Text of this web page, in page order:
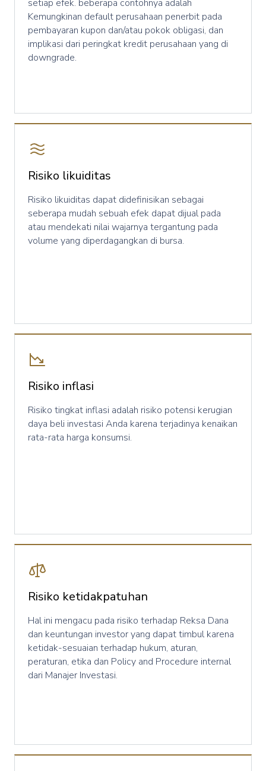
setiap efek. beberapa contohnya adalah
Kemungkinan default perusahaan penerbit pada
pembayaran kupon dan/atau pokok obligasi, dan
implikasi dari peringkat kredit perusahaan yang di
downgrade.
Risiko likuiditas
Risiko likuiditas dapat didefinisikan sebagai
seberapa mudah sebuah efek dapat dijual pada
atau mendekati nilai wajarnya tergantung pada
volume yang diperdagangkan di bursa.
Risiko inflasi
Risiko tingkat inflasi adalah risiko potensi kerugian
daya beli investasi Anda karena terjadinya kenaikan
rata-rata harga konsumsi.
Risiko ketidakpatuhan
Hal ini mengacu pada risiko terhadap Reksa Dana
dan keuntungan investor yang dapat timbul karena
ketidak-sesuaian terhadap hukum, aturan,
peraturan, etika dan Policy and Procedure internal
dari Manajer Investasi.